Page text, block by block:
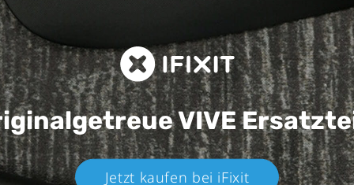
VIVE
Jetzt kaufen bei iFixit​